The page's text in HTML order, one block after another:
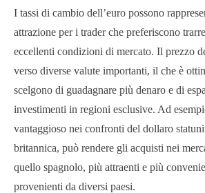
I tassi di cambio dell’euro possono
attrazione per i trader che preferiscono
eccellenti condizioni di mercato. Il prezzo
verso diverse valute importanti, il che è
scelgono di guadagnare più denaro e di
investimenti in regioni esclusive. Ad
vantaggioso nei confronti del dollaro
britannica, può rendere gli acquisti nei
quello spagnolo, più attraenti e più
provenienti da diversi paesi.